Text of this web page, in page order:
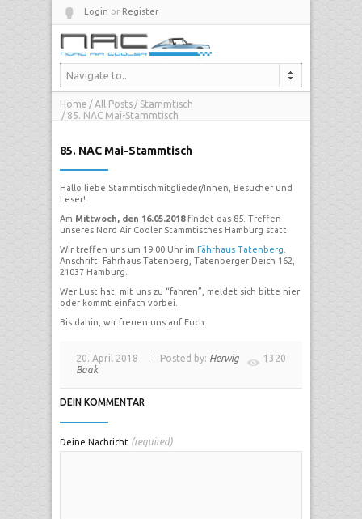
Login or Register
Navigate to...
Home All Posts
Stammtisch
85. NAC Mai-Stammtisch
85. NAC Mai-Stammtisch
Hallo liebe Stammtischmitglieder/Innen, Besucher und
Leser!
Am Mittwoch, den 16.05.2018findet das 85. Treffen
unseres Nord Air Cooler Stammtisches Hamburg statt.
Wir treffen uns um 19.00 Uhr im Fährhaus Tatenberg
Anschrift: Fährhaus Tatenberg, Tatenberger Deich 162,
21037 Hamburg.
Wer Lust hat, mit uns zu “fahren”, meldet sich bitte hier
oder kommt einfach vorbei.
Bis dahin, wir freuen uns auf Euch.
1320
20. April 2018 Posted by: Herwig
Baak
DEIN KOMMENTAR
Deine Nachricht (required)